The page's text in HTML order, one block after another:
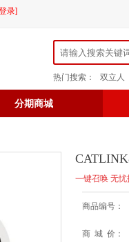
录]
热门搜索： 双立人
分期商城
一键召唤 无忧
商品编号：
商 城 价：